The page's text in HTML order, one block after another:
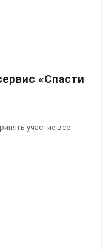
«Спасти
участие все